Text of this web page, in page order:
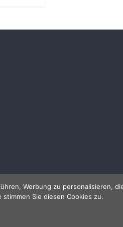
Werbung zu personalisieren,
Sie diesen Cookies zu.